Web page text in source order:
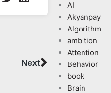
NextNext
AI
Akyanpay
Algorithm
ambition
Attention
Behavior
book
Brain